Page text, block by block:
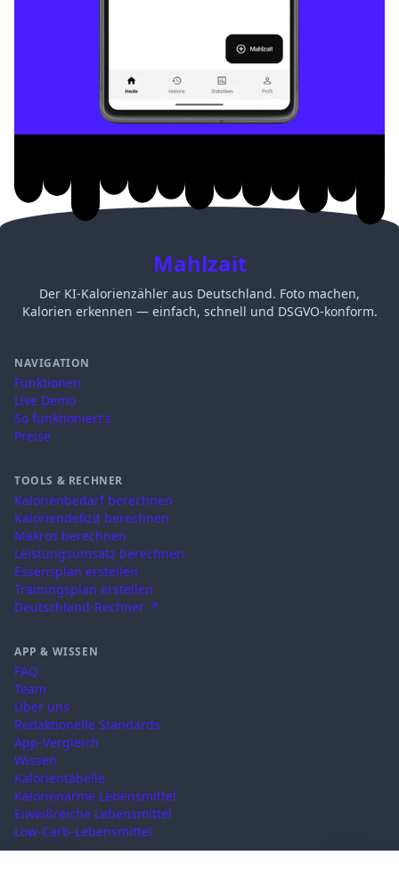
Mahlzait
Der KI-Kalorienzähler aus Deutschland. Foto machen,
Kalorien erkennen — einfach, schnell und DSGVO-konform.
NAVIGATION
Funktionen
Live Demo
So funktioniert's
Preise
TOOLS & RECHNER
Kalorienbedarf berechnen
Kaloriendefizit berechnen
Makros berechnen
Leistungsumsatz berechnen
Essensplan erstellen
Trainingsplan erstellen
Deutschland-Rechner ↗
APP & WISSEN
FAQ
Team
Über uns
Redaktionelle Standards
App-Vergleich
Wissen
Kalorientabelle
Kalorienarme Lebensmittel
Eiweißreiche Lebensmittel
Low-Carb-Lebensmittel